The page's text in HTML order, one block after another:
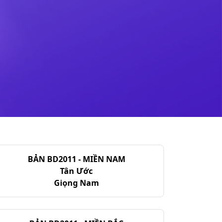
BẢN BD2011 - MIỀN NAM
Tân Ước
Giọng Nam